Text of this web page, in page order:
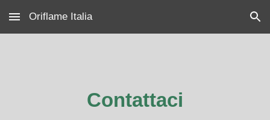
Skip to main content Skip to navigation
Oriflame Italia
Contattaci